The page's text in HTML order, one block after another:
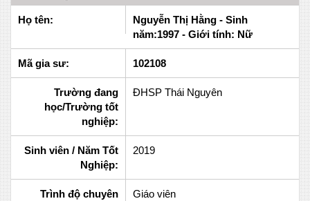
Họ tên:
Nguyễn Thị Hằng - Sinh
năm:1997 - Giới tính: Nữ
Mã gia sư: 102108
Trường đang
học/Trường tốt
nghiệp:
ĐHSP Thái Nguyên
Sinh viên / Năm Tốt
Nghiệp:
2019
Trình độ chuyên
Giáo viên